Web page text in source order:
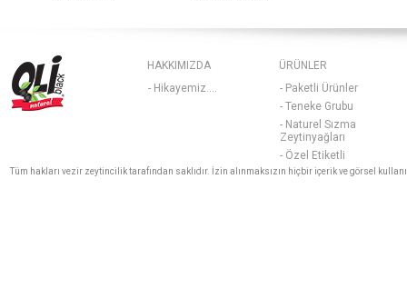
HAKKIMIZDA
- Hikayemiz....
ÜRÜNLER
- Paketli Ürünler
- Teneke Grubu
- Naturel Sızma
Zeytinyağları
- Özel Etiketli
Tüm hakları vezir zeytincilik tarafından saklıdır. İzin alınmaksızın hiçbir içerik ve görsel